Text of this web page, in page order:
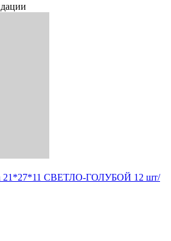
21*27*11 СВЕТЛО-ГОЛУБОЙ 12 шт/